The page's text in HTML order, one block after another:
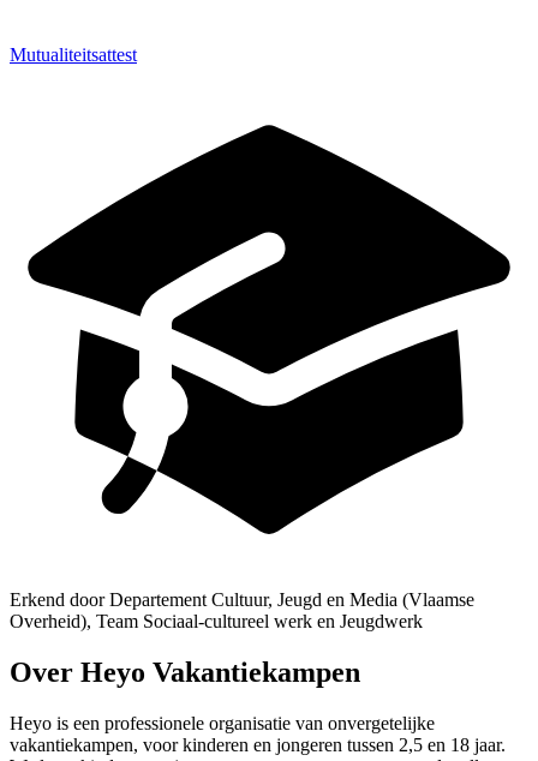
Mutualiteitsattest
Erkend door Departement Cultuur, Jeugd en Media (Vlaamse
Overheid), Team Sociaal-cultureel werk en Jeugdwerk
Over Heyo Vakantiekampen
Heyo is een professionele organisatie van onvergetelijke
vakantiekampen, voor kinderen en jongeren tussen 2,5 en 18 jaar.